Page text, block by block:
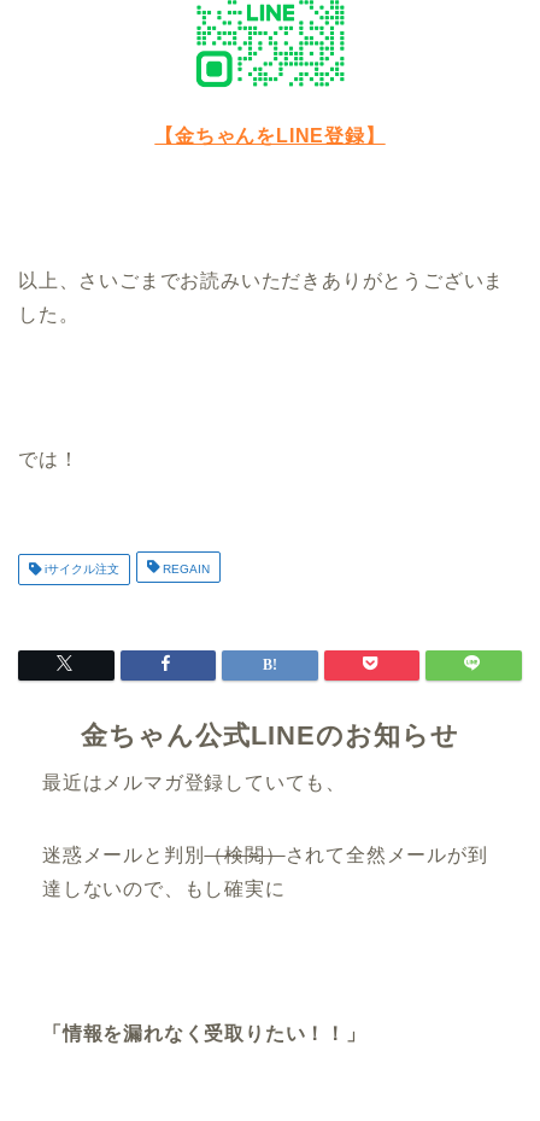
【金ちゃんをLINE登録】
以上、さいごまでお読みいただきありがとうございま
した。
では！
iサイクル注文 REGAIN
金ちゃん公式LINEのお知らせ
最近はメルマガ登録していても、
迷惑メールと判別（検閲）されて全然メールが到
達しないので、もし確実に
「情報を漏れなく受取りたい！！」